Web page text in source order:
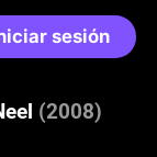
sesión
(2008)